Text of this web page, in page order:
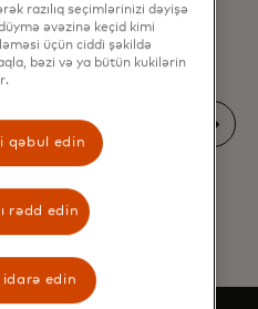
2
3
1
razılıq seçimlərinizi dəyişə
əvəzinə keçid kimi
üçün ciddi şəkildə
bəzi və ya bütün kukilərin
qəbul edin
rədd edin
idarə edin